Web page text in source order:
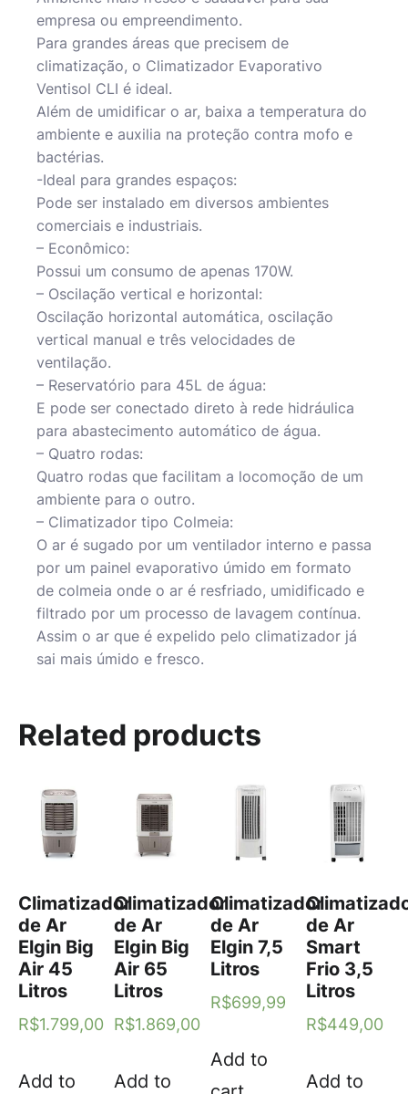
empresa ou empreendimento.
Para grandes áreas que precisem de
climatização, o Climatizador Evaporativo
Ventisol CLI é ideal.
Além de umidificar o ar, baixa a temperatura do
ambiente e auxilia na proteção contra mofo e
bactérias.
-Ideal para grandes espaços:
Pode ser instalado em diversos ambientes
comerciais e industriais.
– Econômico:
Possui um consumo de apenas 170W.
– Oscilação vertical e horizontal:
Oscilação horizontal automática, oscilação
vertical manual e três velocidades de
ventilação.
– Reservatório para 45L de água:
E pode ser conectado direto à rede hidráulica
para abastecimento automático de água.
– Quatro rodas:
Quatro rodas que facilitam a locomoção de um
ambiente para o outro.
– Climatizador tipo Colmeia:
O ar é sugado por um ventilador interno e passa
por um painel evaporativo úmido em formato
de colmeia onde o ar é resfriado, umidificado e
filtrado por um processo de lavagem contínua.
Assim o ar que é expelido pelo climatizador já
sai mais úmido e fresco.
Related products
Climatizador
de Ar
Elgin Big
Air 45
Litros
R$1.799,00
Add to
Climatizador
de Ar
Elgin Big
Air 65
Litros
R$1.869,00
Add to
Climatizador
de Ar
Elgin 7,5
Litros
R$699,99
Add to
de Ar
Smart
Frio 3,5
Litros
R$449,00
Add to